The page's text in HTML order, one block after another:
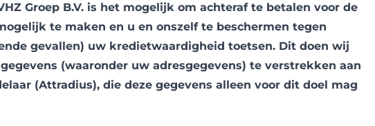
Groep B.V. is het mogelijk om achteraf te betalen voor de
te maken en u en onszelf te beschermen tegen
gevallen) uw kredietwaardigheid toetsen. Dit doen wij
(waaronder uw adresgegevens) te verstrekken aan
(Attradius), die deze gegevens alleen voor dit doel mag